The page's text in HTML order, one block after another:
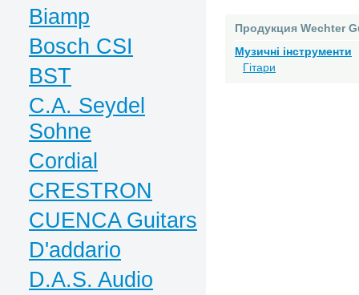
Biamp
Bosch CSI
BST
C.A. Seydel
Sohne
Cordial
CRESTRON
CUENCA Guitars
D'addario
D.A.S. Audio
Продукция Wechter
Музичні інструменти
Гітари